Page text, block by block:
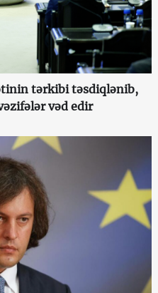
tərkibi təsdiqlənib,
vəd edir